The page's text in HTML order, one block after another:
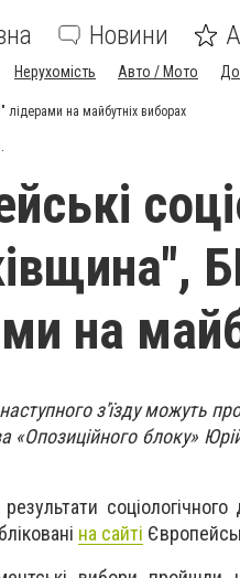
Новини
Нерухомість Авто / Мото
лідерами на майбутніх виборах
на
з'їзду можуть
«Опозиційного блоку»
на сайті